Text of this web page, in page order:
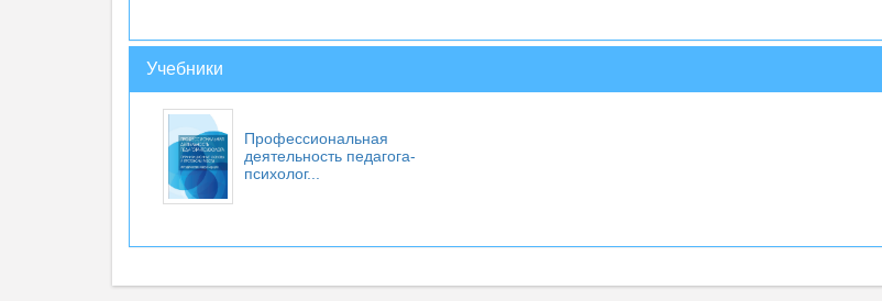
Учебники
Профессиональная
деятельность педагога-
психолог...